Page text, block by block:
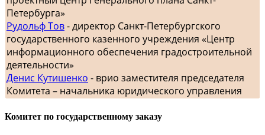
Петербурга»
Рудольф Тов- директор Санкт-Петербургского
государственного казенного учреждения «Центр
информационного обеспечения градостроительной
деятельности»
Денис Кутишенко - врио заместителя председателя
Комитета – начальника юридического управления
Комитет по государственному заказу